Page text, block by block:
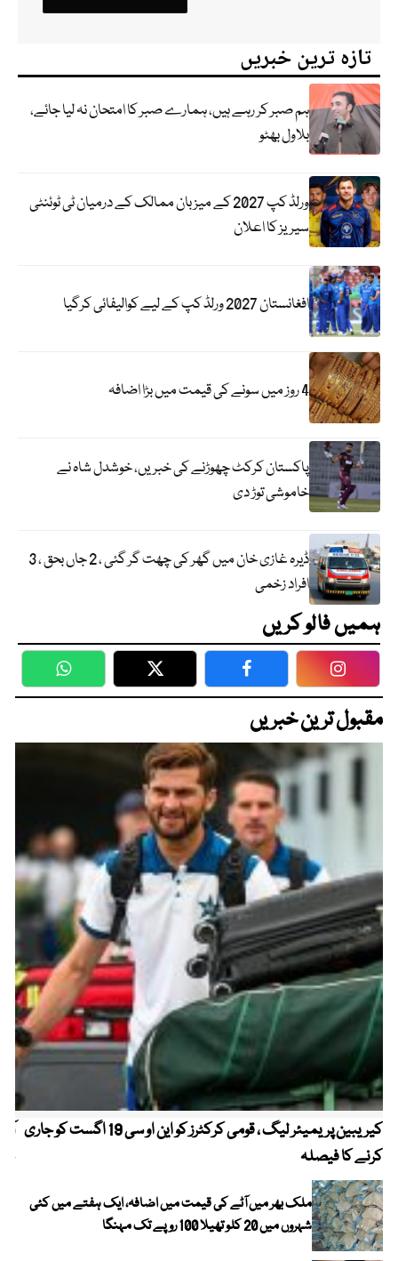
تازہ ترین خبریں
ہم صبر کر رہے ہیں، ہمارے صبر کا امتحان نہ لیا جائے،
بلاول بھٹو
ورلڈ کپ 2027 کے میزبان ممالک کے درمیان ٹی ٹوئنٹی
سیریز کا اعلان
افغانستان 2027 ورلڈ کپ کے لیے کوالیفائی کرگیا
4 روز میں سونے کی قیمت میں بڑا اضافہ
پاکستان کرکٹ چھوڑنے کی خبریں، خوشدل شاہ نے
خاموشی توڑ دی
ڈیرہ غازی خان میں گھر کی چھت گر گئی ، 2 جاں بحق ، 3
افراد زخمی
ہمیں فالو کریں
WhatsApp Twitter Facebook
مقبول ترین خبریں
کیریبین پریمیئر لیگ ، قومی کرکٹرز کو این او سی 19 اگست کو جاری
کرنے کا فیصلہ
ملک بھر میں آٹے کی قیمت میں اضافہ، ایک ہفتے میں کئی
شہروں میں 20 کلو تھیلا 100 روپے تک مہنگا